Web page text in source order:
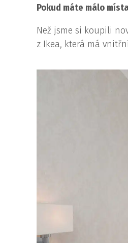
Pokud máte málo
Než jsme si koupili
z Ikea, která má